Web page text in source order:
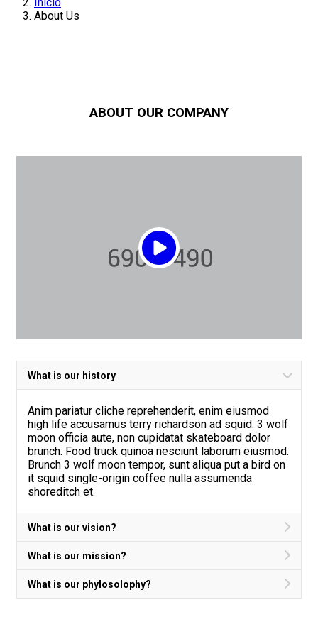
About Us
ABOUT OUR COMPANY
What is our history
Anim pariatur cliche reprehenderit, enim eiusmod
high life accusamus terry richardson ad squid. 3 wolf
moon officia aute, non cupidatat skateboard dolor
brunch. Food truck quinoa nesciunt laborum eiusmod.
Brunch 3 wolf moon tempor, sunt aliqua put a bird on
it squid single-origin coffee nulla assumenda
shoreditch et.
What is our vision?
What is our mission?
What is our phylosolophy?